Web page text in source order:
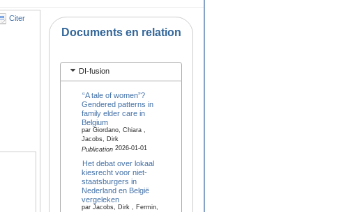
Citer
Documents en relation
DI-fusion
“A tale of women”?
Gendered patterns in
family elder care in
Belgium
par Giordano, Chiara ,
Jacobs, Dirk
Publication2026-01-01
Het debat over lokaal
kiesrecht voor niet-
staatsburgers in
Nederland en België
vergeleken
par Jacobs, Dirk , Fermin,